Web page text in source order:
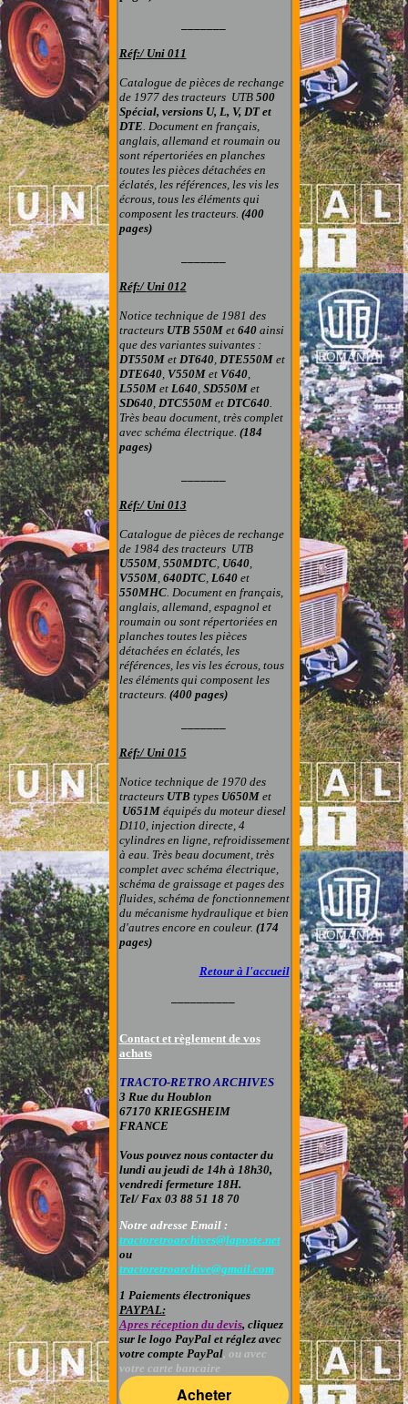
Réf:/ Uni 011
Catalogue de pièces de rechange
de 1977 des tracteurs UTB500
Spécial, versions U, L, V, DT et
DTE. Document en français,
anglais, allemand et roumain ou
sont répertoriées en planches
toutes les pièces détachées en
éclatés, les références, les vis les
écrous, tous les éléments qui
composent les tracteurs. (400
pages)
Réf:/ Uni 012
Notice technique de 1981 des
tracteurs UTB 550Met640ainsi
que des variantes suivantes :
DT550Met DT640, DTE550Met
DTE640, V550Met V640,
L550Met L640, SD550Met
SD640,DTC550MetDTC640.
Très beau document, très complet
avec schéma électrique. (184
pages)
Réf:/ Uni 013
Catalogue de pièces de rechange
de 1984 des tracteurs UTB
U550M, 550MDTC,U640,
V550M, 640DTC,L640et
550MHC. Document en français,
anglais, allemand, espagnol et
roumain ou sont répertoriées en
planches toutes les pièces
détachées en éclatés, les
références, les vis les écrous, tous
les éléments qui composent les
tracteurs. (400 pages)
Réf:/ Uni 015
Notice technique de 1970 des
tracteurs UTB typesU650M et
U651M équipés du moteur diesel
D110, injection directe, 4
cylindres en ligne, refroidissement
à eau. Très beau document, très
complet avec schéma électrique,
schéma de graissage et pages des
fluides, schéma de fonctionnement
du mécanisme hydraulique et bien
d'autres encore en couleur. (174
pages)
Retour à l'accueil
Contact et règlement de vos
achats
TRACTO-RETRO ARCHIVES
3 Rue du Houblon
67170 KRIEGSHEIM
FRANCE
Vous pouvez nous contacter du
lundi au jeudi de 14h à 18h30,
vendredi fermeture 18H.
Tel/ Fax 03 88 51 18 70
Notre adresse Email :
tractoretroarchives@laposte.net
ou
tractoretroarchive@gmail.com
1 Paiements électroniques
PAYPAL:
Apres réception du devis, cliquez
sur le logo PayPal et réglez avec
votre compte PayPal, ou avec
votre carte bancaire